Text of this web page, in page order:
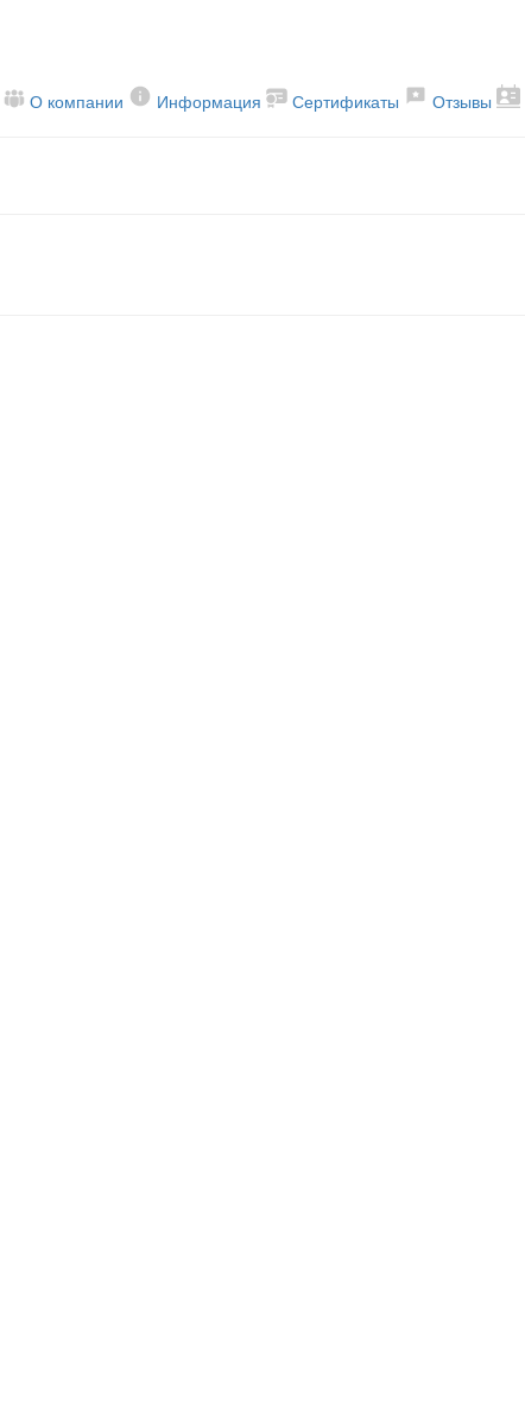
О компании Информация Сертификаты Отзывы